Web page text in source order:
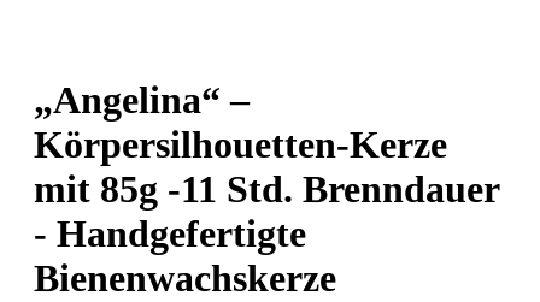
„Angelina“ –
Körpersilhouetten-Kerze
mit 85g -11 Std. Brenndauer
- Handgefertigte
Bienenwachskerze